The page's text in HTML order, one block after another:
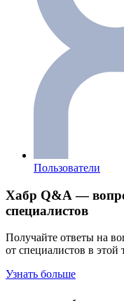
Пользователи
Хабр Q&A —
специалистов
Получайте ответы на
от специалистов в этой
Узнать больше